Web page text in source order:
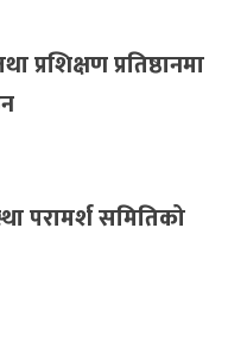
प्रशिक्षण प्रतिष्ठानमा
परामर्श समितिको